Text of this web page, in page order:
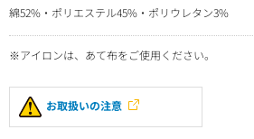
綿52%・ポリエステル45%・ポリウレタン3%
※アイロンは、あて布をご使用ください。
お取扱いの注意